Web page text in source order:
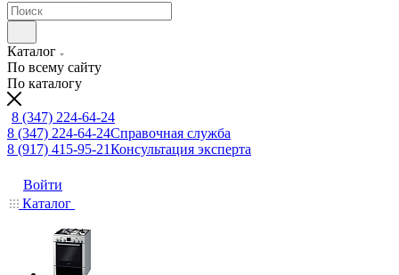
Каталог
По всему сайту
По каталогу
8 (347) 224-64-24
8 (347) 224-64-24Справочная служба
8 (917) 415-95-21Консультация эксперта
Войти
Каталог